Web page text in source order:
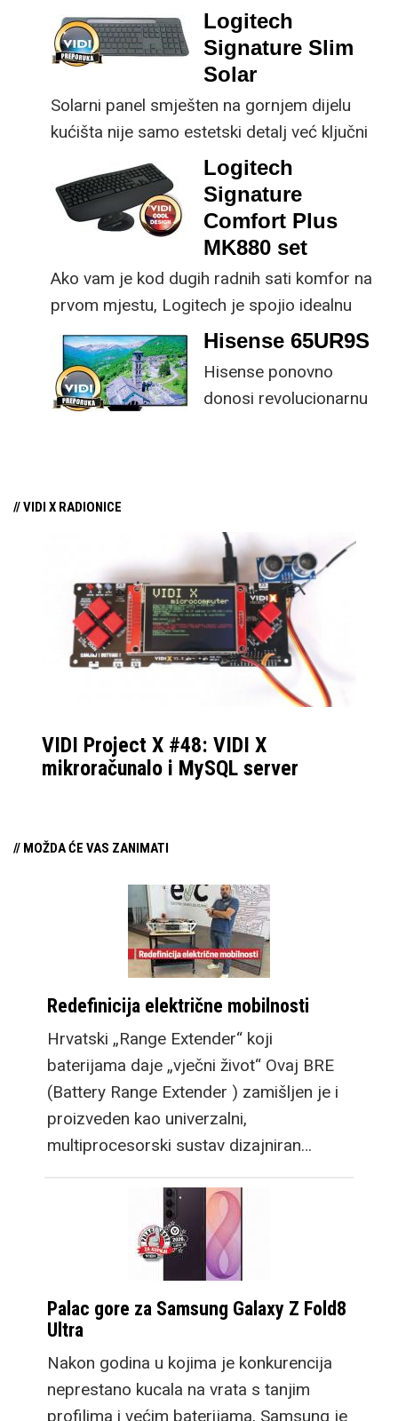
ključne svakom
korisniku.
male ustupke možete
osjetno uštedjeti pri
kupnji.
Logitech
Signature Slim
Solar
Solarni panel smješten na gornjem dijelu
kućišta nije samo estetski detalj već ključni
dio koncepta ovog proizvoda, jer koristi
energiju prirodnog ili umjetnog svjetla za
rad.
Logitech
Signature
Comfort Plus
MK880 set
Ako vam je kod dugih radnih sati komfor na
prvom mjestu, Logitech je spojio idealnu
kombinaciju tipkovnice i miša s naprednim
funkcijama.
Hisense 65UR9S
Hisense ponovno
donosi revolucionarnu
// VIDI X RADIONICE
VIDI Project X #48: VIDI X
mikroračunalo i MySQL server
// MOŽDA ĆE VAS ZANIMATI
Redefinicija električne mobilnosti
Hrvatski „Range Extender“ koji
baterijama daje „vječni život“ Ovaj BRE
(Battery Range Extender ) zamišljen je i
proizveden kao univerzalni,
multiprocesorski sustav dizajniran…
Palac gore za Samsung Galaxy Z Fold8
Ultra
Nakon godina u kojima je konkurencija
neprestano kucala na vrata s tanjim
profilima i većim baterijama, Samsung je